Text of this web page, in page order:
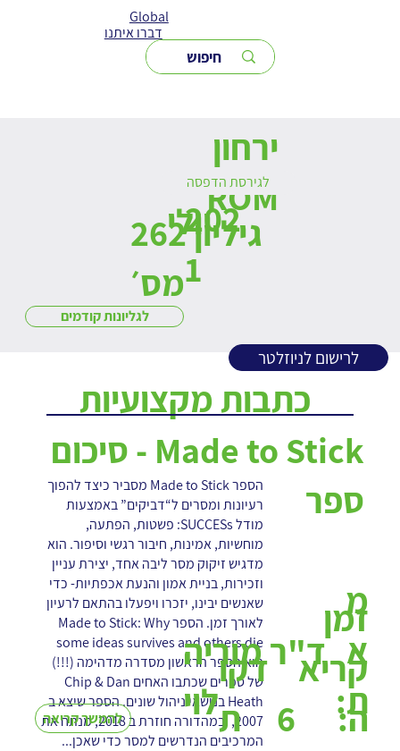
Global
דברו איתנו
ירחון
ROM
262 גיליון
מס׳
לגליונות קודמים
יולי
202
1
לגירסת הדפסה
לרישום לניוזלטר
Made to Stick - סיכום
ספר
הספר Made to Stick מסביר כיצד להפוך
רעיונות ומסרים ל“דביקים” באמצעות
מודל SUCCESs: פשטות, הפתעה,
מוחשיות, אמינות, חיבור רגשי וסיפור. הוא
מדגיש זיקוק מסר ליבה אחד, יצירת עניין
וזכירות, בניית אמון והנעת אכפתיות- כדי
שאנשים יבינו, יזכרו ויפעלו בהתאם לרעיון
לאורך זמן. הספר Made to Stick: Why
some ideas survives and others die
הוא הספר הראשון מסדרה מדהימה (!!!)
של ספרים שכתבו האחים Chip & Dan
Heath בנושאי ניהול שונים. הספר שיצא ב
2007, ובמהדורה חוזרת ב 2018, מנתח את
המרכיבים הנדרשים למסר כדי שאכן...
ד"ר מוריה
לוי
מ
א
ת:
להמשך קריאה
דקו
ת
זמן
קריא
ה:
6
כתבות מקצועיות